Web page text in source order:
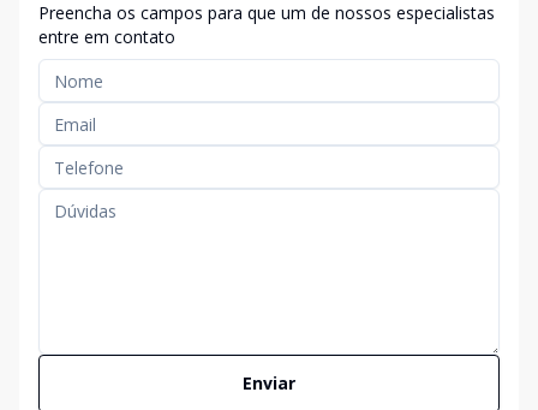
Preencha os campos para que um de nossos especialistas
entre em contato
Enviar